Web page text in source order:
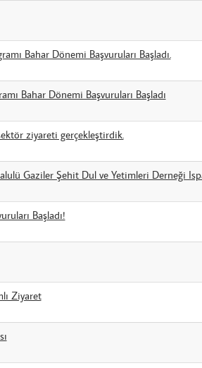
Bahar Dönemi Başvuruları Başladı.
Bahar Dönemi Başvuruları Başladı
ziyareti gerçekleştirdik.
Gaziler Şehit Dul ve Yetimleri Derneği
Başladı!
Ziyaret